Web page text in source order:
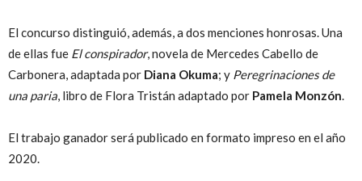
El concurso distinguió, además, a dos menciones honrosas. Una
de ellas fue El conspirador, novela de Mercedes Cabello de
Carbonera, adaptada por Diana Okuma; y Peregrinaciones de
una paria , libro de Flora Tristán adaptado por Pamela Monzón
El trabajo ganador será publicado en formato impreso en el año
2020.